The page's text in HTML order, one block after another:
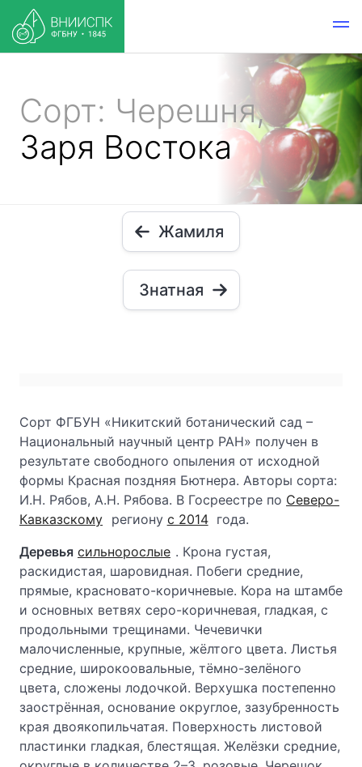
Сорт: Черешня,
Заря Востока
Жамиля
Знатная
Сорт ФГБУН «Никитский ботанический сад –
Национальный научный центр РАН» получен в
результате свободного опыления от исходной
формы Красная поздняя Бютнера. Авторы сорта:
И.Н. Рябов, А.Н. Рябова. В Госреестре по Северо-
Кавказскому региону с 2014 года.
Деревья сильнорослые . Крона густая,
раскидистая, шаровидная. Побеги средние,
прямые, красновато-коричневые. Кора на штамбе
и основных ветвях серо-коричневая, гладкая, с
продольными трещинами. Чечевички
малочисленные, крупные, жёлтого цвета. Листья
средние, широкоовальные, тёмно-зелёного
цвета, сложены лодочкой. Верхушка постепенно
заострённая, основание округлое, зазубренность
края двоякопильчатая. Поверхность листовой
пластинки гладкая, блестящая. Желёзки средние,